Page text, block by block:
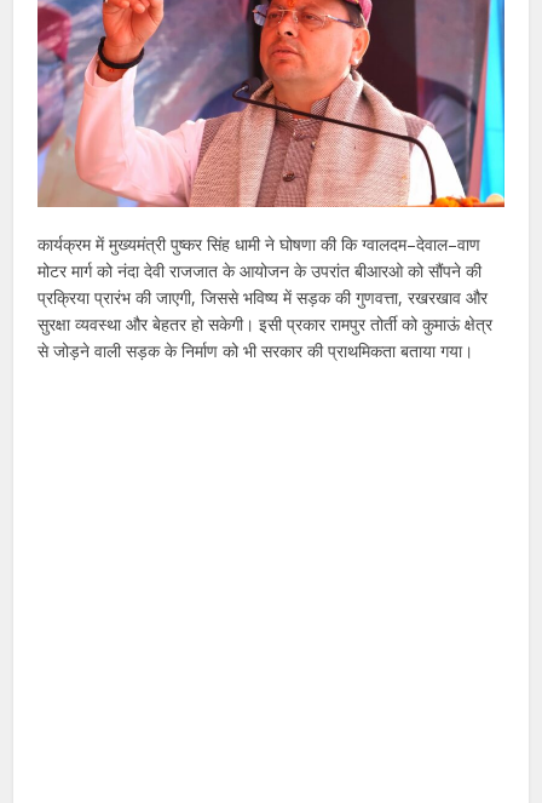
कार्यक्रम में मुख्यमंत्री पुष्कर सिंह धामी ने घोषणा की कि ग्वालदम–देवाल–वाण
मोटर मार्ग को नंदा देवी राजजात के आयोजन के उपरांत बीआरओ को सौंपने की
प्रक्रिया प्रारंभ की जाएगी, जिससे भविष्य में सड़क की गुणवत्ता, रखरखाव और
सुरक्षा व्यवस्था और बेहतर हो सकेगी। इसी प्रकार रामपुर तोर्ती को कुमाऊं क्षेत्र
से जोड़ने वाली सड़क के निर्माण को भी सरकार की प्राथमिकता बताया गया।